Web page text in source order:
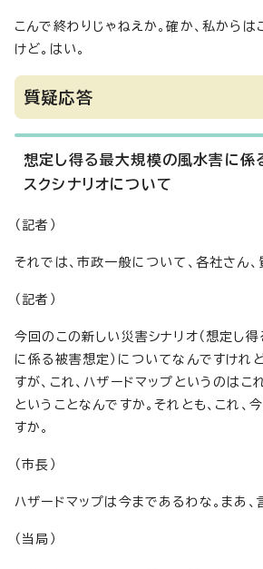
こんで終わりじゃねえか。確か、私から
けど。はい。
質疑応答
想定し得る最大規模の風水害に係
スクシナリオについて
（記者）
それでは、市政一般について、各社さん、
（記者）
今回のこの新しい災害シナリオ（想定し
に係る被害想定）についてなんですけれ
すが、これ、ハザードマップというのはこ
ということなんですか。それとも、これ、
すか。
（市長）
ハザードマップは今まであるわな。まあ、
（当局）